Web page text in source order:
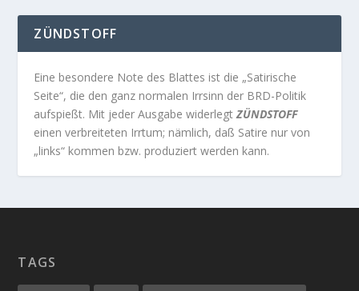
ZÜNDSTOFF
Eine besondere Note des Blattes ist die „Satirische
Seite“, die den ganz normalen Irrsinn der BRD-Politik
aufspießt. Mit jeder Ausgabe widerlegtZÜNDSTOFF
einen verbreiteten Irrtum; nämlich, daß Satire nur von
„links“ kommen bzw. produziert werden kann.
TAGS